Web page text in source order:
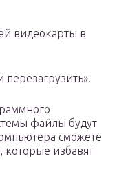
видеокарты в
файлы будут
сможете
которые избавят